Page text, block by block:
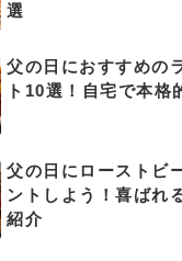
選
父の日におすすめの
ト10選！自宅で本格
父の日にローストビ
ントしよう！喜ばれ
紹介